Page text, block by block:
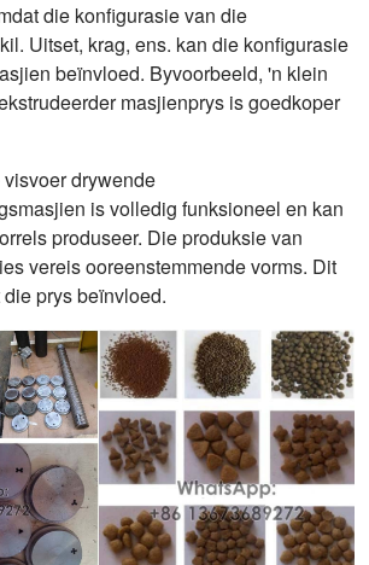
die konfigurasie van die
Uitset, krag, ens. kan die konfigurasie
beïnvloed. Byvoorbeeld, 'n klein
masjienprys is goedkoper
drywende
is volledig funksioneel en kan
produseer. Die produksie van
vereis ooreenstemmende vorms. Dit
prys beïnvloed.